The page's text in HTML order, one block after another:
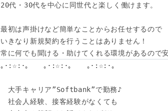
20代・30代を中心に同世代と楽しく働けます。
最初は声掛けなど簡単なことからお任せするので
いきなり新規契約を行うことはありません！
常に何でも聞ける・助けてくれる環境があるので安
｡･:☆:･｡　　｡･:☆:･｡　　｡･:☆:･｡
大手キャリア”Softbank”で勤務♪
社会人経験、接客経験がなくても